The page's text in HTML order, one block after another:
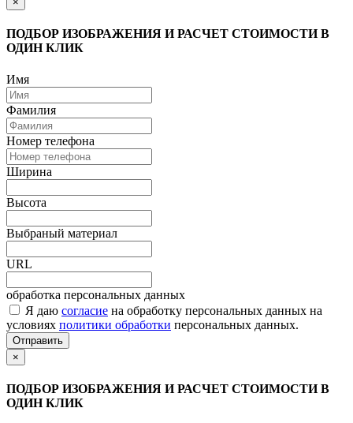
ПОДБОР ИЗОБРАЖЕНИЯ И РАСЧЕТ СТОИМОСТИ В
ОДИН КЛИК
Имя
Фамилия
Номер телефона
Ширина
Высота
Выбраный материал
URL
обработка персональных данных
Я даю согласие на обработку персональных данных на
условиях политики обработки персональных данных.
Отправить
×
ПОДБОР ИЗОБРАЖЕНИЯ И РАСЧЕТ СТОИМОСТИ В
ОДИН КЛИК